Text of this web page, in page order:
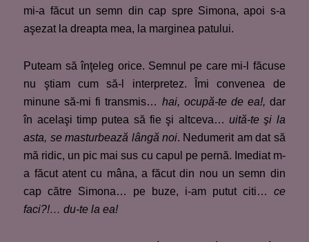
mi-a făcut un semn din cap spre Simona, apoi s-a
aşezat la dreapta mea, la marginea patului.
Puteam să înţeleg orice. Semnul pe care mi-l făcuse
nu ştiam cum să-l interpretez. Îmi convenea de
minune să-mi fi transmis… hai, ocupă-te de ea!, dar
în acelaşi timp putea să fie şi altceva… uită-te şi la
asta, se masturbează lângă noi. Nedumerit am dat să
mă ridic, un pic mai sus cu capul pe pernă. Imediat m-
a făcut atent cu mâna, a făcut din nou un semn din
cap către Simona… pe buze, i-am putut citi… ce
faci?!… du-te la ea!